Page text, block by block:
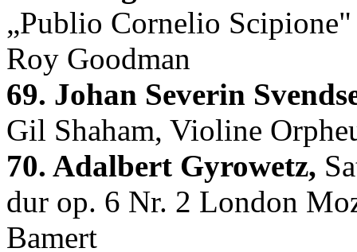
„Publio Cornelio
Roy Goodman
69. Johan Severin
Gil Shaham, Violine
70. Adalbert Gyrowetz,
dur op. 6 Nr. 2 London
Bamert